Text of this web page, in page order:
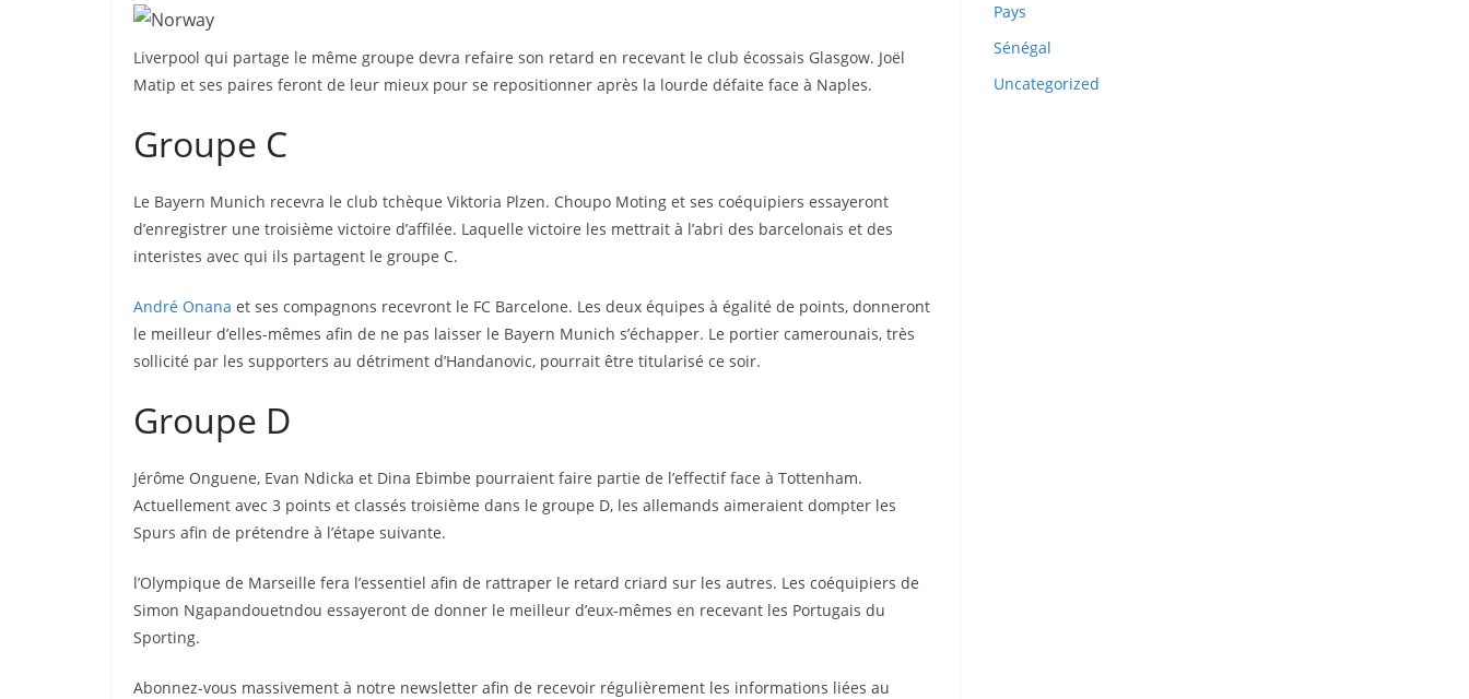
Liverpool qui partage le même groupe devra refaire son retard en recevant le club écossais Glasgow. Joël
Matip et ses paires feront de leur mieux pour se repositionner après la lourde défaite face à Naples.
Groupe C
Le Bayern Munich recevra le club tchèque Viktoria Plzen. Choupo Moting et ses coéquipiers essayeront
d’enregistrer une troisième victoire d’affilée. Laquelle victoire les mettrait à l’abri des barcelonais et des
interistes avec qui ils partagent le groupe C.
André Onana et ses compagnons recevront le FC Barcelone. Les deux équipes à égalité de points, donneront
le meilleur d’elles-mêmes afin de ne pas laisser le Bayern Munich s’échapper. Le portier camerounais, très
sollicité par les supporters au détriment d’Handanovic, pourrait être titularisé ce soir.
Groupe D
Jérôme Onguene, Evan Ndicka et Dina Ebimbe pourraient faire partie de l’effectif face à Tottenham.
Actuellement avec 3 points et classés troisième dans le groupe D, les allemands aimeraient dompter les
Spurs afin de prétendre à l’étape suivante.
l’Olympique de Marseille fera l’essentiel afin de rattraper le retard criard sur les autres. Les coéquipiers de
Simon Ngapandouetndou essayeront de donner le meilleur d’eux-mêmes en recevant les Portugais du
Sporting.
Abonnez-vous massivement à notre newsletter afin de recevoir régulièrement les informations liées au
Pays
Sénégal
Uncategorized
Recevoir les infos
spéciales dans votre boite
Championnats, équipes nationales,
classements, joueurs, transferts ect... Le tout
Email
Entrez votre adresse e-mail
RECEVOIR LES INFOS SPÉCIALES
Non, Désolé je ne suis pas intéressé. je ne veux plus voir cette popup